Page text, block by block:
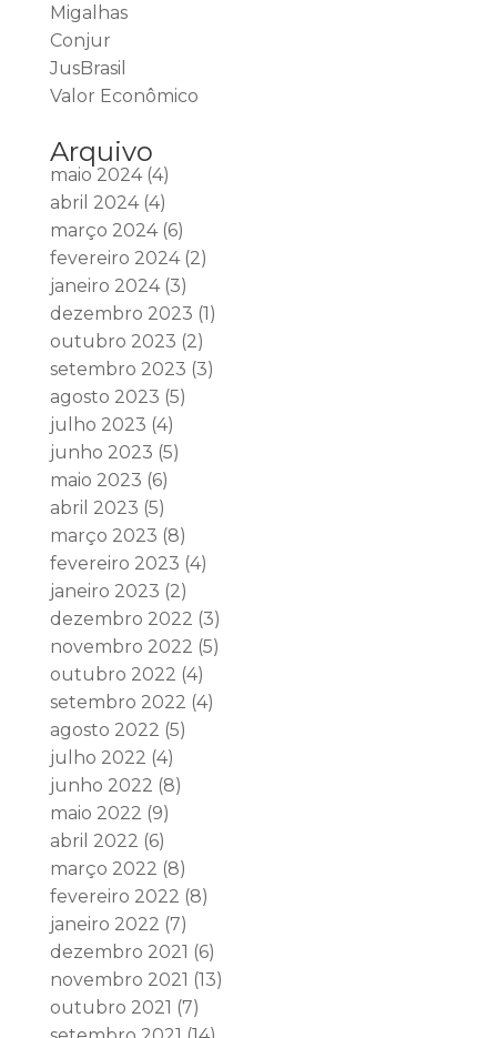
Migalhas
Conjur
JusBrasil
Valor Econômico
Arquivo
maio 2024(4)
abril 2024(4)
março 2024(6)
fevereiro 2024(2)
janeiro 2024(3)
dezembro 2023 (1)
outubro 2023 (2)
setembro 2023 (3)
agosto 2023 (5)
julho 2023 (4)
junho 2023 (5)
maio 2023 (6)
abril 2023 (5)
março 2023 (8)
fevereiro 2023 (4)
janeiro 2023 (2)
dezembro 2022 (3)
novembro 2022 (5)
outubro 2022 (4)
setembro 2022 (4)
agosto 2022 (5)
julho 2022 (4)
junho 2022 (8)
maio 2022 (9)
abril 2022 (6)
março 2022 (8)
fevereiro 2022 (8)
janeiro 2022 (7)
dezembro 2021 (6)
novembro 2021 (13)
outubro 2021 (7)